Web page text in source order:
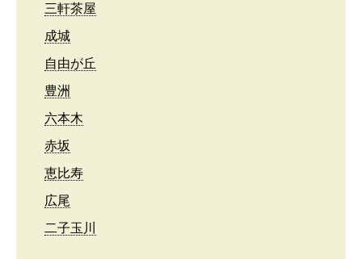
三軒茶屋
成城
自由が丘
豊洲
六本木
赤坂
恵比寿
広尾
二子玉川